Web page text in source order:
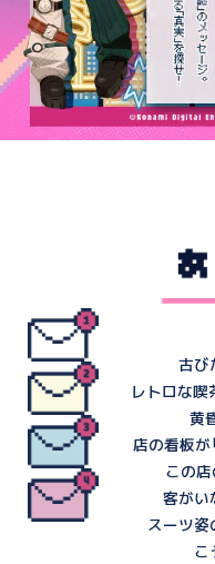
古び
レトロな喫
黄
店の看板が
この店
客がい
スーツ姿
こ